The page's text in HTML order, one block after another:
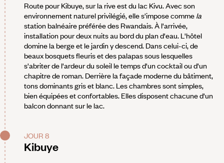
Route pour Kibuye, sur la rive est du lac Kivu. Avec son
environnement naturel privilégié, elle s'impose comme la
station balnéaire préférée des Rwandais. À l'arrivée,
installation pour deux nuits au bord du plan d'eau. L'hôtel
domine la berge et le jardin y descend. Dans celui-ci, de
beaux bosquets fleuris et des palapas sous lesquelles
s'abriter de l'ardeur du soleil le temps d'un cocktail ou d'un
chapitre de roman. Derrière la façade moderne du bâtiment,
tons dominants gris et blanc. Les chambres sont simples,
bien équipées et confortables. Elles disposent chacune d'un
balcon donnant sur le lac.
JOUR 8
Kibuye